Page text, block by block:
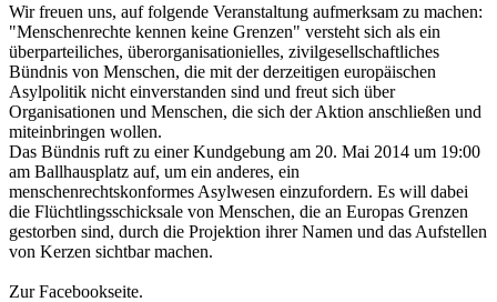
Wir freuen uns, auf folgende Veranstaltung aufmerksam zu machen:
"Menschenrechte kennen keine Grenzen" versteht sich als ein
überparteiliches, überorganisationielles, zivilgesellschaftliches
Bündnis von Menschen, die mit der derzeitigen europäischen
Asylpolitik nicht einverstanden sind und freut sich über
Organisationen und Menschen, die sich der Aktion anschließen und
miteinbringen wollen.
Das Bündnis ruft zu einer Kundgebung am 20. Mai 2014 um 19:00
am Ballhausplatz auf, um ein anderes, ein
menschenrechtskonformes Asylwesen einzufordern. Es will dabei
die Flüchtlingsschicksale von Menschen, die an Europas Grenzen
gestorben sind, durch die Projektion ihrer Namen und das Aufstellen
von Kerzen sichtbar machen.
Zur Facebookseite.